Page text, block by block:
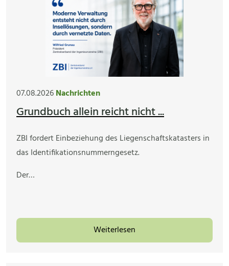
07.08.2026Nachrichten
Grundbuch allein reicht nicht ...
ZBI fordert Einbeziehung des Liegenschaftskatasters in
das Identifikationsnummerngesetz.
Der…
Weiterlesen